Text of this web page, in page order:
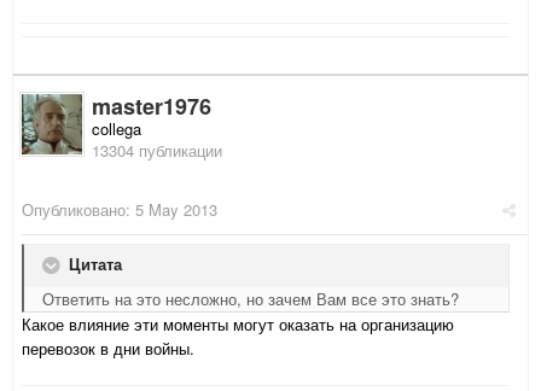
master1976
collega
13304 публикации
Опубликовано: 5 May 2013
Цитата
Ответить на это несложно, но зачем Вам все это знать?
Какое влияние эти моменты могут оказать на организацию
перевозок в дни войны.